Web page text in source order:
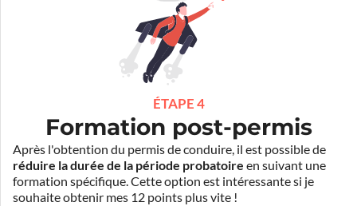
ÉTAPE 4
Formation post-permis
Après l'obtention du permis de conduire, il est possible de
réduire la durée de la période probatoire en suivant une
formation spécifique. Cette option est intéressante si je
souhaite obtenir mes 12 points plus vite !